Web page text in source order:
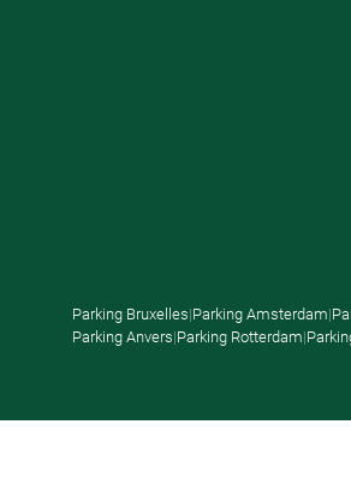
Parking Bruxelles|Parking Amsterdam|
Parking Anvers|Parking Rotterdam|